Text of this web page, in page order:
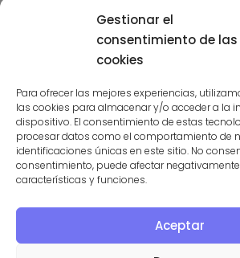
Gestionar el
consentimiento de las
cookies
Para ofrecer las mejores experiencias,
las cookies para almacenar y/o acceder a la
dispositivo. El consentimiento de estas
procesar datos como el comportamiento de
identificaciones únicas en este sitio. No
consentimiento, puede afectar
características y funciones.
Aceptar
Suscríbete a la
PROGRAMA KIT DIGITAL
la dejo para
portadad de
revista. 💅
Si algo va raro,
no es tu
conexión: soy
yo
toqueteando.